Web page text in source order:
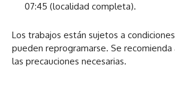
07:45 (localidad completa).
Los trabajos están sujetos a
pueden reprogramarse. Se
las precauciones necesarias.